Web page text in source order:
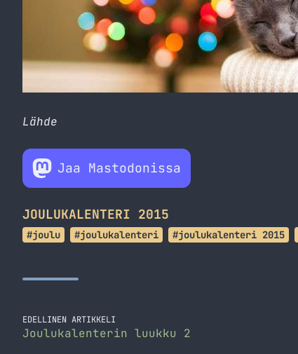
Lähde
Jaa Mastodonissa
JOULUKALENTERI 2015
#joulu #joulukalenteri #joulukalenteri 2015
EDELLINEN ARTIKKELI
Joulukalenterin luukku 2